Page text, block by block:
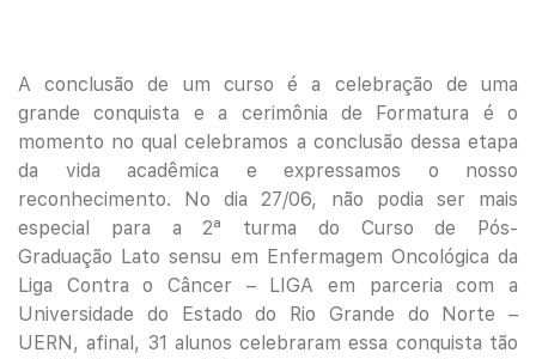
A conclusão de um curso é a celebração de uma
grande conquista e a cerimônia de Formatura é o
momento no qual celebramos a conclusão dessa etapa
da vida acadêmica e expressamos o nosso
reconhecimento. No dia 27/06, não podia ser mais
especial para a 2ª turma do Curso de Pós-
Graduação Lato sensu em Enfermagem Oncológica da
Liga Contra o Câncer – LIGA em parceria com a
Universidade do Estado do Rio Grande do Norte –
UERN, afinal, 31 alunos celebraram essa conquista tão